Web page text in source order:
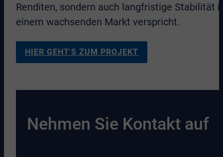
Renditen, sondern auch langfristige Stabilität
einem wachsenden Markt verspricht.
HIER GEHT'S ZUM PROJEKT
Nehmen Sie Kontakt auf